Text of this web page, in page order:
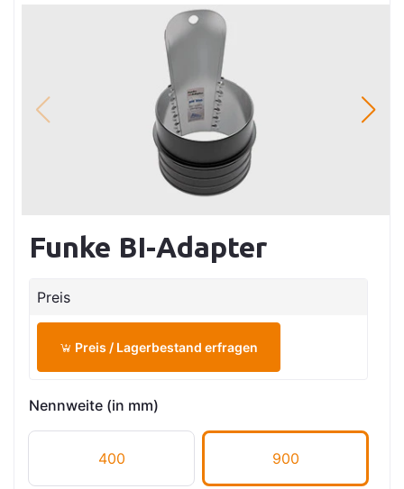
Funke BI-Adapter
Preis
Preis / Lagerbestand erfragen
Nennweite (in mm)
400 900